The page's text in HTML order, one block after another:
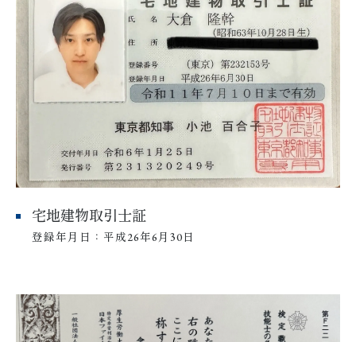
宅地建物取引士証
登録年月日：平成26年6月30日